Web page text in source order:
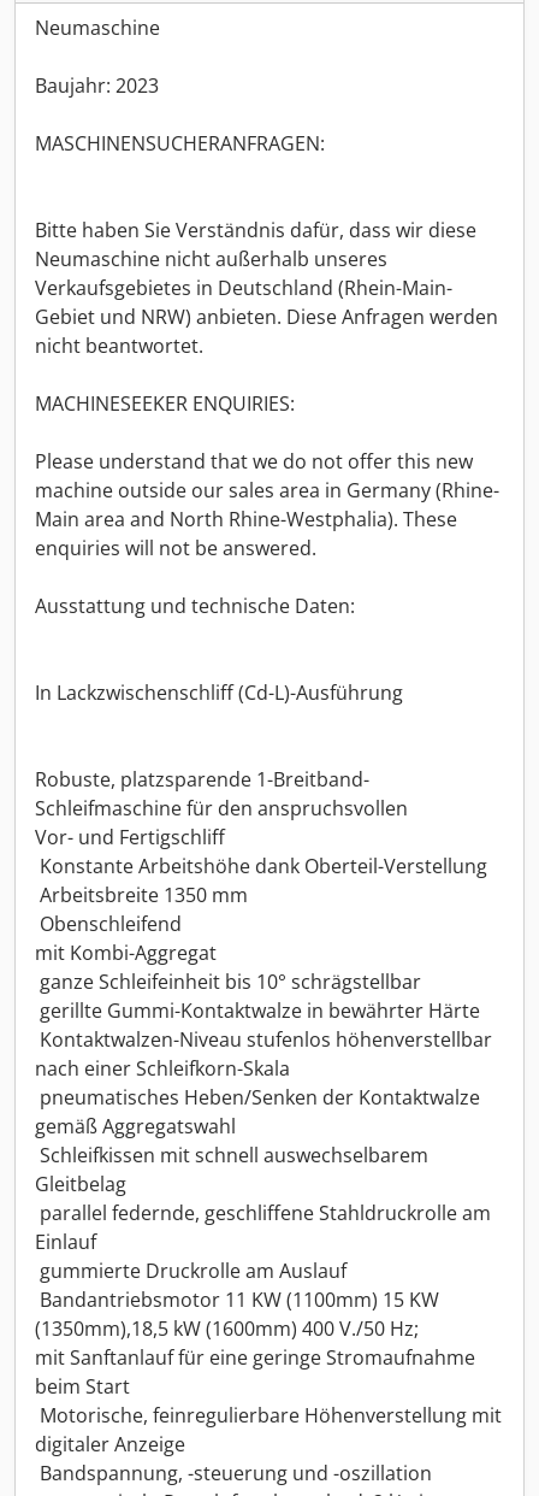
Neumaschine
Baujahr: 2023
MASCHINENSUCHERANFRAGEN:
Bitte haben Sie Verständnis dafür, dass wir diese
Neumaschine nicht außerhalb unseres
Verkaufsgebietes in Deutschland (Rhein-Main-
Gebiet und NRW) anbieten. Diese Anfragen werden
nicht beantwortet.
MACHINESEEKER ENQUIRIES:
Please understand that we do not offer this new
machine outside our sales area in Germany (Rhine-
Main area and North Rhine-Westphalia). These
enquiries will not be answered.
Ausstattung und technische Daten:
In Lackzwischenschliff (Cd-L)-Ausführung
Robuste, platzsparende 1-Breitband-
Schleifmaschine für den anspruchsvollen
Vor- und Fertigschliff
 Konstante Arbeitshöhe dank Oberteil-Verstellung
 Arbeitsbreite 1350 mm
 Obenschleifend
mit Kombi-Aggregat
 ganze Schleifeinheit bis 10° schrägstellbar
 gerillte Gummi-Kontaktwalze in bewährter Härte
 Kontaktwalzen-Niveau stufenlos höhenverstellbar
nach einer Schleifkorn-Skala
 pneumatisches Heben/Senken der Kontaktwalze
gemäß Aggregatswahl
 Schleifkissen mit schnell auswechselbarem
Gleitbelag
 parallel federnde, geschliffene Stahldruckrolle am
Einlauf
 gummierte Druckrolle am Auslauf
 Bandantriebsmotor 11 KW (1100mm) 15 KW
(1350mm),18,5 kW (1600mm) 400 V./50 Hz;
mit Sanftanlauf für eine geringe Stromaufnahme
beim Start
 Motorische, feinregulierbare Höhenverstellung mit
digitaler Anzeige
 Bandspannung, -steuerung und -oszillation